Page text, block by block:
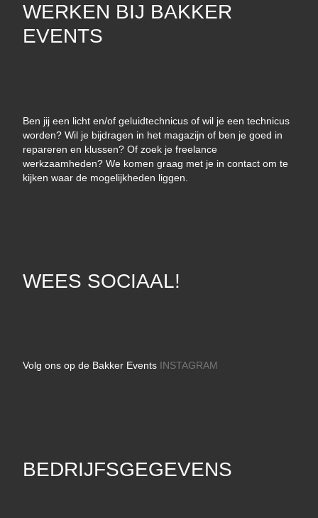
WERKEN BIJ BAKKER
EVENTS
Ben jij een licht en/of geluidtechnicus of wil je een technicus
worden? Wil je bijdragen in het magazijn of ben je goed in
repareren en klussen? Of zoek je freelance
werkzaamheden? We komen graag met je in contact om te
kijken waar de mogelijkheden liggen.
WEES SOCIAAL!
Volg ons op de Bakker Events INSTAGRAM
BEDRIJFSGEGEVENS